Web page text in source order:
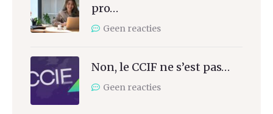
pro…
Geen reacties
Non, le CCIF ne s’est pas…
Geen reacties